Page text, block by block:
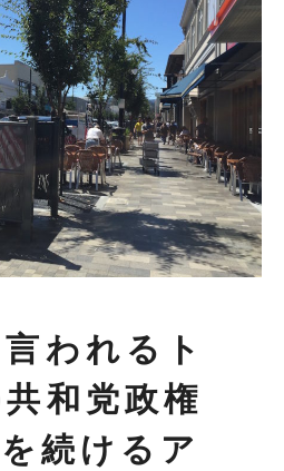
われるト
和党政権
続けるア